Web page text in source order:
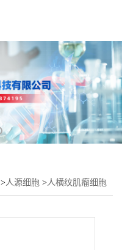
>人源细胞 >人横纹肌瘤细胞